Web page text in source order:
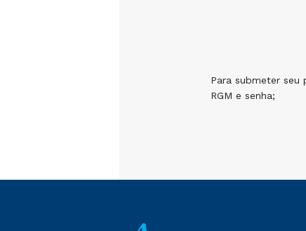
Para submeter seu
RGM e senha;